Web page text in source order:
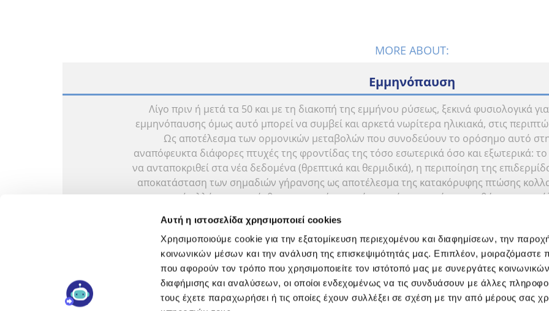
Αυτή η ιστοσελίδα χρησιμοποιεί cookies
Χρησιμοποιούμε cookie για την εξατομίκευση περιεχομένου και διαφημίσεων, την
κοινωνικών μέσων και την ανάλυση της επισκεψιμότητάς μας. Επιπλέον, μοιραζόμαστε
που αφορούν τον τρόπο που χρησιμοποιείτε τον ιστότοπό μας με συνεργάτες
διαφήμισης και αναλύσεων, οι οποίοι ενδεχομένως να τις συνδυάσουν με άλλες
τους έχετε παραχωρήσει ή τις οποίες έχουν συλλέξει σε σχέση με την από μέρους σας
MORE ABOUT:
Εμμηνόπαυση
Λίγο πριν ή μετά τα 50 και με τη διακοπή της εμμήνου ρύσεως, ξεκινά φυσιολογικά
εμμηνόπαυσης όμως αυτό μπορεί να συμβεί και αρκετά νωρίτερα ηλικιακά, στις
Ως αποτέλεσμα των ορμονικών μεταβολών που συνοδεύουν το ορόσημο αυτό
αναπόφευκτα διάφορες πτυχές της φροντίδας της τόσο εσωτερικά όσο και εξωτερικά:
να ανταποκριθεί στα νέα δεδομένα (θρεπτικά και θερμιδικά), η περιποίηση της
αποκατάσταση των σημαδιών γήρανσης ως αποτέλεσμα της κατακόρυφης πτώσης
οργανισμό αλλά και η ευαίσθητη περιοχή αποκτά καινούργιες ανάγκες, καθώς
περιεχόμενο που εμπλουτίζεται διαρκώς, για να προσφέρει συνεχώς αξιόπιστες
αποτελεσματικές λύσεις σε θέματα που αφορούν την εμμηνόπαυση και τη σύνδεσή της
μιας γυναίκας. Περιηγηθείτε ελεύθερα και ενημερωθείτε